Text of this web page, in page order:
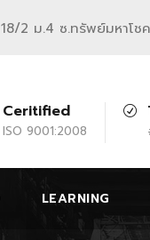
18/2 ม.4 ซ.ทรัพย์มหาโช
Ceritified
ISO 9001:2008
LEARNING